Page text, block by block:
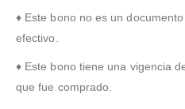
♦ Este bono no es un
efectivo.
♦ Este bono tiene una vigencia
que fue comprado.